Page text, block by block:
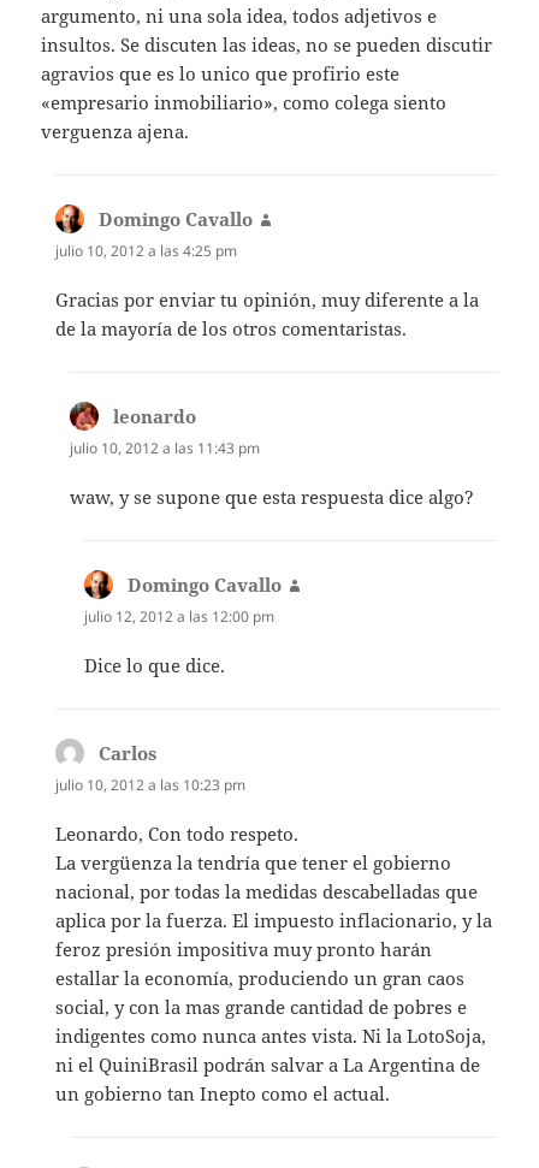
argumento, ni una sola idea, todos adjetivos e
insultos. Se discuten las ideas, no se pueden discutir
agravios que es lo unico que profirio este
«empresario inmobiliario», como colega siento
verguenza ajena.
Domingo Cavallo
julio 10, 2012 a las 4:25 pm
Gracias por enviar tu opinión, muy diferente a la
de la mayoría de los otros comentaristas.
leonardo
julio 10, 2012 a las 11:43 pm
waw, y se supone que esta respuesta dice algo?
Domingo Cavallo
julio 12, 2012 a las 12:00 pm
Dice lo que dice.
Carlos
julio 10, 2012 a las 10:23 pm
Leonardo, Con todo respeto.
La vergüenza la tendría que tener el gobierno
nacional, por todas la medidas descabelladas que
aplica por la fuerza. El impuesto inflacionario, y la
feroz presión impositiva muy pronto harán
estallar la economía, produciendo un gran caos
social, y con la mas grande cantidad de pobres e
indigentes como nunca antes vista. Ni la LotoSoja,
ni el QuiniBrasil podrán salvar a La Argentina de
un gobierno tan Inepto como el actual.